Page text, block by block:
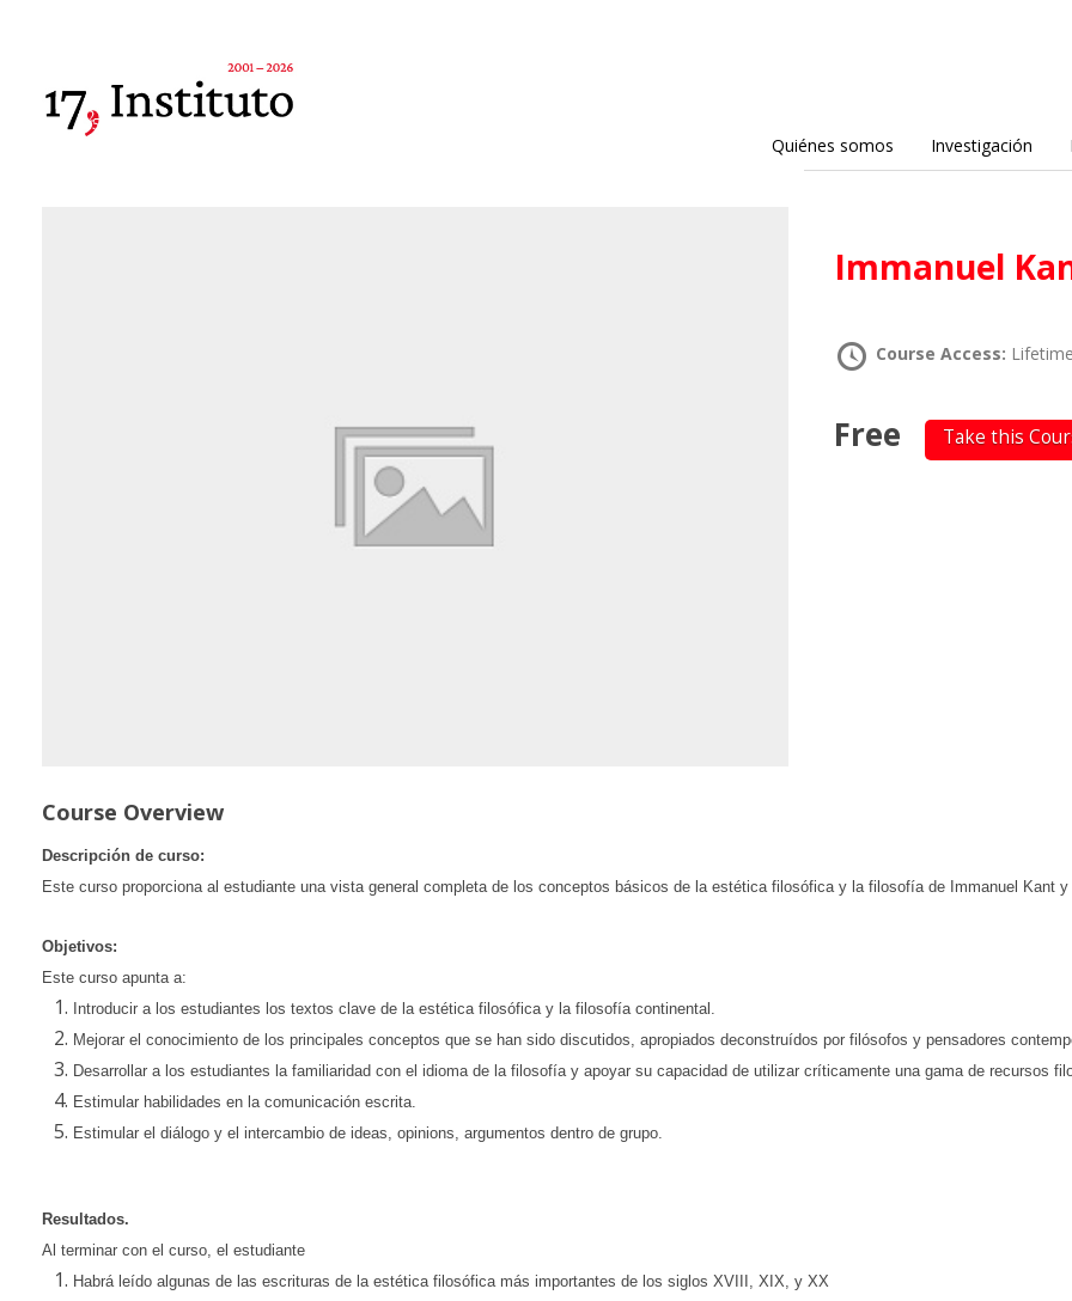
Quiénes somos Investigación
Immanuel
Course Access:
Free Take this
Course Overview
Descripción de curso:
Este curso proporciona al estudiante una vista general completa de los conceptos básicos de la estética filosófica y la filosofía de Immanuel Kant y
Objetivos:
Este curso apunta a:
Introducir a los estudiantes los textos clave de la estética filosófica y la filosofía continental.
Mejorar el conocimiento de los principales conceptos que se han sido discutidos, apropiados deconstruídos por filósofos y pensadores
Desarrollar a los estudiantes la familiaridad con el idioma de la filosofía y apoyar su capacidad de utilizar críticamente una gama de recursos
Estimular habilidades en la comunicación escrita.
Estimular el diálogo y el intercambio de ideas, opinions, argumentos dentro de grupo.
Resultados.
Al terminar con el curso, el estudiante
Habrá leído algunas de las escrituras de la estética filosófica más importantes de los siglos XVIII, XIX, y XX